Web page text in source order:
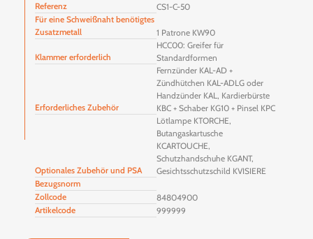
Referenz
CS1-C-50
Für eine Schweißnaht benötigtes
Zusatzmetall
1 Patrone KW90
Klammer erforderlich
HCC00: Greifer für
Standardformen
Erforderliches Zubehör
Fernzünder KAL-AD +
Zündhütchen KAL-ADLG oder
Handzünder KAL, Kardierbürste
KBC + Schaber KG10 + Pinsel KPC
Optionales Zubehör und PSA
Lötlampe KTORCHE,
Butangaskartusche
KCARTOUCHE,
Schutzhandschuhe KGANT,
Gesichtsschutzschild KVISIERE
Bezugsnorm
Zollcode
84804900
Artikelcode
999999